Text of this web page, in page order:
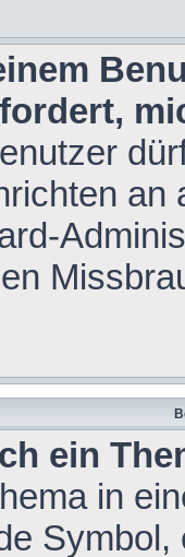
ein
in